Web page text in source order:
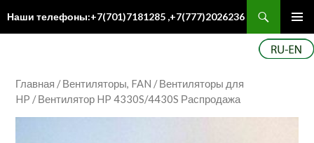
Наши телефоны:+7(701)7181285 ,+7(777)2026236
Главная /Вентиляторы, FAN /Вентиляторы для
HP / Вентилятор HP 4330S/4430S Распродажа